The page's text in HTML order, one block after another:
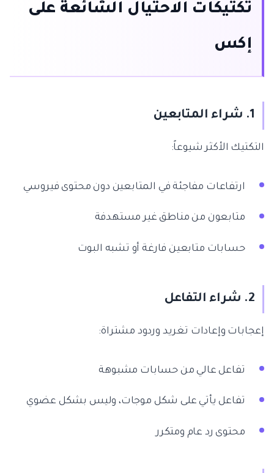
تكتيكات الاحتيال الشائعة على
إكس
التكتيك الأكثر شيوعاً:
ارتفاعات مفاجئة في المتابعين دون محتوى فيروسي
متابعون من مناطق غير مستهدفة
حسابات متابعين فارغة أو تشبه البوت
2. شراء التفاعل
إعجابات وإعادات تغريد وردود مشتراة:
تفاعل عالي من حسابات مشبوهة
تفاعل يأتي على شكل موجات، وليس بشكل عضوي
محتوى رد عام ومتكرر